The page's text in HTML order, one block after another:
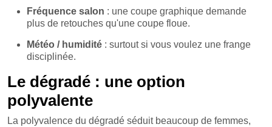
Fréquence salon : une coupe graphique demande
plus de retouches qu'une coupe floue.
Météo / humidité : surtout si vous voulez une frange
disciplinée.
Le dégradé : une option
polyvalente
La polyvalence du dégradé séduit beaucoup de femmes,